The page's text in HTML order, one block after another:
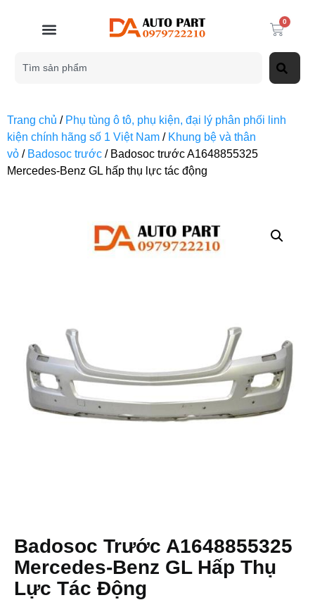
0
Trang chủ / Phụ tùng ô tô, phụ kiện, đại lý phân phối linh
kiện chính hãng số 1 Việt Nam / Khung bệ và thân
vỏ / Badosoc trước / Badosoc trước A1648855325
Mercedes-Benz GL hấp thụ lực tác động
Badosoc Trước A1648855325
Mercedes-Benz GL Hấp Thụ
Lực Tác Động